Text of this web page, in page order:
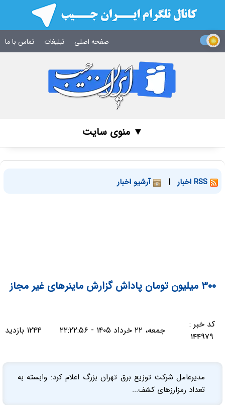
صفحه اصلی تبلیغات تماس با ما
▼ منوی سایت
| آرشیو اخبار
۳۰۰ میلیون تومان پاداش گزارش ماینرهای غیر مجاز
کد خبر :
۱۴۴۹۷۹
جمعه، ۲۲ خرداد ۱۴۰۵ - ۲۲:۲۲:۵۶ ۱۲۴۴ بازدید
مدیرعامل شرکت توزیع برق تهران بزرگ اعلام کرد: وابسته به
تعداد رمزارز‌های کشف...